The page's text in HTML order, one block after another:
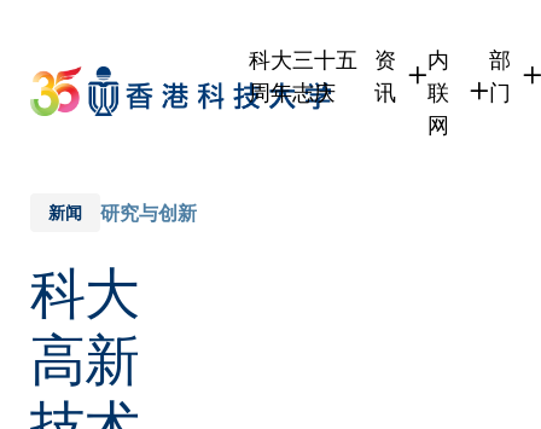
main
content
科大三十五
周年志庆
资
讯
内
联
网
部
门
新闻 研究与创新
科大
高新